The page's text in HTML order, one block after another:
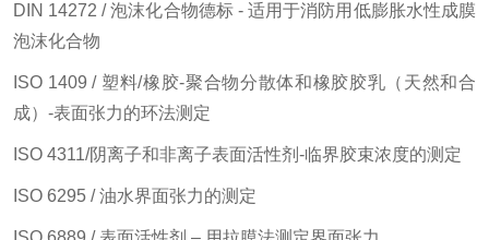
DIN 14272 / 泡沫化合物德标 - 适用于消防用低膨胀水性成膜
泡沫化合物
ISO 1409 / 塑料/橡胶-聚合物分散体和橡胶胶乳（天然和合
成）-表面张力的环法测定
ISO 4311/阴离子和非离子表面活性剂-临界胶束浓度的测定
ISO 6295 / 油水界面张力的测定